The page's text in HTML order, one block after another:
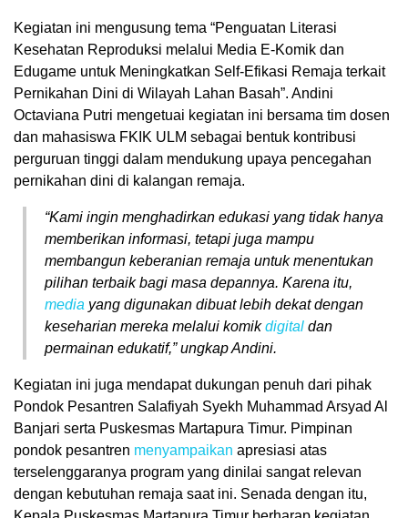
Kegiatan ini mengusung tema “Penguatan Literasi
Kesehatan Reproduksi melalui Media E-Komik dan
Edugame untuk Meningkatkan Self-Efikasi Remaja terkait
Pernikahan Dini di Wilayah Lahan Basah”. Andini
Octaviana Putri mengetuai kegiatan ini bersama tim dosen
dan mahasiswa FKIK ULM sebagai bentuk kontribusi
perguruan tinggi dalam mendukung upaya pencegahan
pernikahan dini di kalangan remaja.
“Kami ingin menghadirkan edukasi yang tidak hanya
memberikan informasi, tetapi juga mampu
membangun keberanian remaja untuk menentukan
pilihan terbaik bagi masa depannya. Karena itu,
media yang digunakan dibuat lebih dekat dengan
keseharian mereka melalui komikdigital dan
permainan edukatif,” ungkap Andini.
Kegiatan ini juga mendapat dukungan penuh dari pihak
Pondok Pesantren Salafiyah Syekh Muhammad Arsyad Al
Banjari serta Puskesmas Martapura Timur. Pimpinan
pondok pesantren menyampaikan apresiasi atas
terselenggaranya program yang dinilai sangat relevan
dengan kebutuhan remaja saat ini. Senada dengan itu,